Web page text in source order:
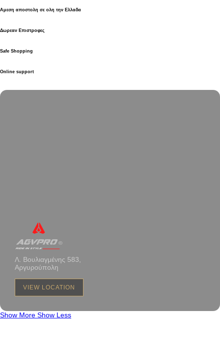
Αμεση αποστολη σε ολη την Ελλαδα
Δωρεαν Επιστροφες
Safe Shopping
Online support
Λ. Βουλιαγμένης 583,
Αργυρούπολη
VIEW LOCATION
Show More Show Less